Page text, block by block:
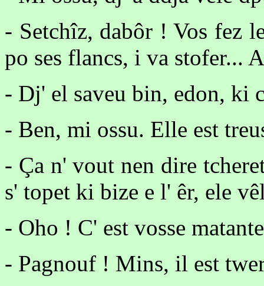
- Setchîz, dabôr ! Vos fez
po ses flancs, i va stofer...
- Dj' el saveu bin, edon, ki
- Ben, mi ossu. Elle est
- Ça n' vout nen dire
s' topet ki bize e l' êr, ele
- Oho ! C' est vosse
- Pagnouf ! Mins, il est